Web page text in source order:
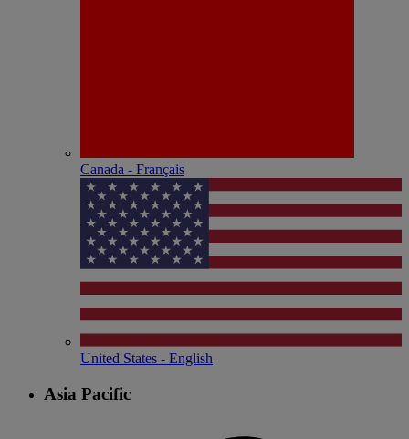
Canada - Français
United States - English
Asia Pacific